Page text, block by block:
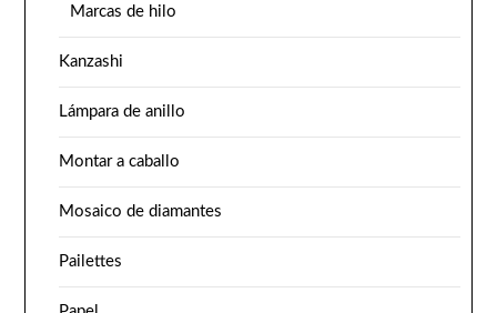
Marcas de hilo
Kanzashi
Lámpara de anillo
Montar a caballo
Mosaico de diamantes
Pailettes